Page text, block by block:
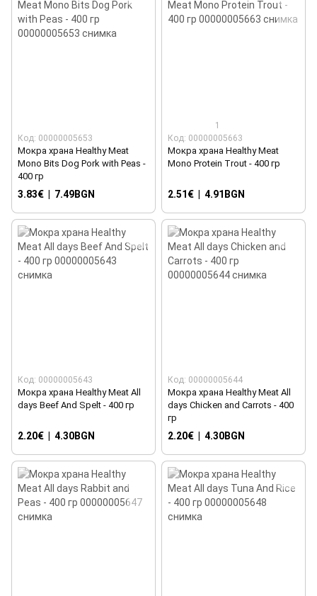
Код: 00000005653
Мокра храна Healthy Meat
Mono Bits Dog Pork with Peas -
400 гр
3.83€ 7.49BGN
1
Код: 00000005663
Мокра храна Healthy Meat
Mono Protein Trout - 400 гр
2.51€ 4.91BGN
Код: 00000005643
Мокра храна Healthy Meat All
days Beef And Spelt - 400 гр
2.20€ 4.30BGN
Код: 00000005644
Мокра храна Healthy Meat All
days Chicken and Carrots - 400
гр
2.20€ 4.30BGN